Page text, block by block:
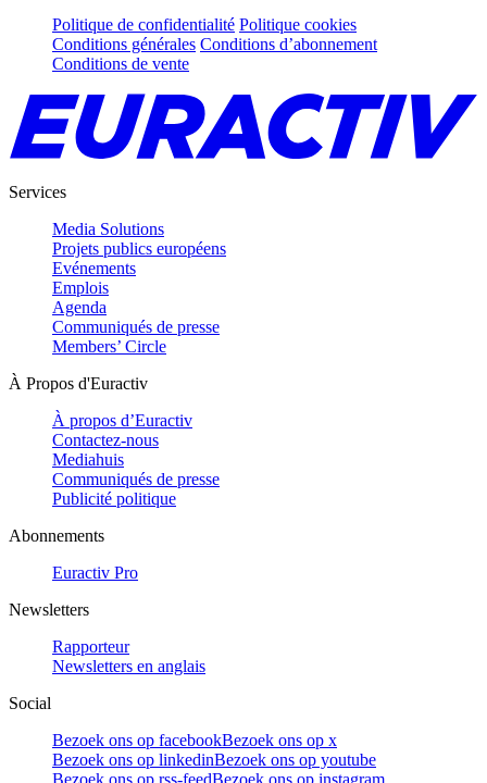
Politique de confidentialité Politique cookies
Conditions générales Conditions d’abonnement
Conditions de vente
Services
Media Solutions
Projets publics européens
Evénements
Emplois
Agenda
Communiqués de presse
Members’ Circle
À Propos d'Euractiv
À propos d’Euractiv
Contactez-nous
Mediahuis
Communiqués de presse
Publicité politique
Abonnements
Euractiv Pro
Newsletters
Rapporteur
Newsletters en anglais
Social
Bezoek ons op facebookBezoek ons op x
Bezoek ons op linkedinBezoek ons op youtube
Bezoek ons op rss-feedBezoek ons op instagram